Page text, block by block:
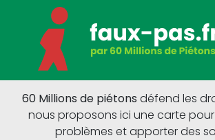
60 Millions de piétons défend les
nous proposons ici une carte
problèmes et apporter des